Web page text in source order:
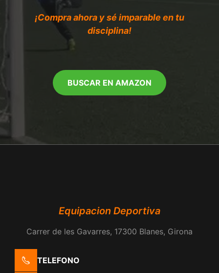
¡Compra ahora y sé imparable en tu
disciplina!
BUSCAR EN AMAZON
Equipacion Deportiva
Carrer de les Gavarres, 17300 Blanes, Girona
TELEFONO